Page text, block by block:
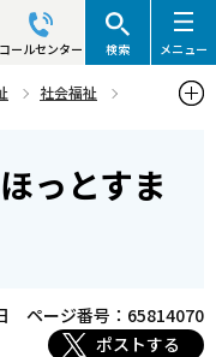
コールセンター 検索 メニュー
社会福祉
っとすま
ページ番号：65814070
ポストする